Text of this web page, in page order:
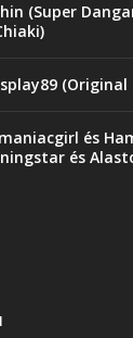
(Super
(Original
és
és